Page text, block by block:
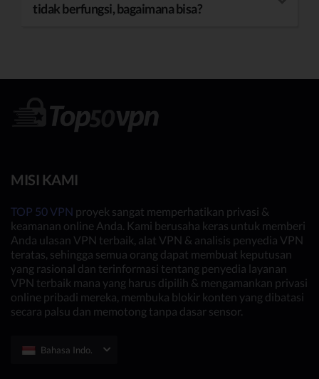
tidak berfungsi, bagaimana bisa?
MISI KAMI
TOP 50 VPN proyek sangat memperhatikan privasi &
keamanan online Anda. Kami berusaha keras untuk memberi
Anda ulasan VPN terbaik, alat VPN & analisis penyedia VPN
teratas, sehingga semua orang dapat membuat keputusan
yang rasional dan terinformasi tentang penyedia layanan
VPN terbaik mana yang harus dipilih & mengamankan privasi
online pribadi mereka, membuka blokir konten yang dibatasi
secara palsu dan memotong tanpa dasar sensor.
Bahasa Indo.